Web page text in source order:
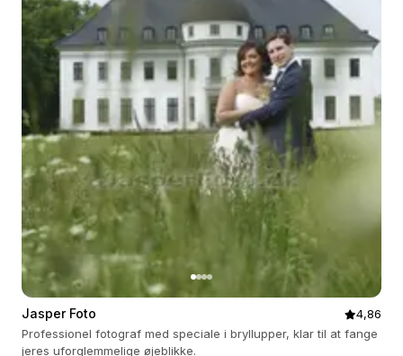
Jasper Foto
4,86
Professionel fotograf med speciale i bryllupper, klar til at fange
jeres uforglemmelige øjeblikke.